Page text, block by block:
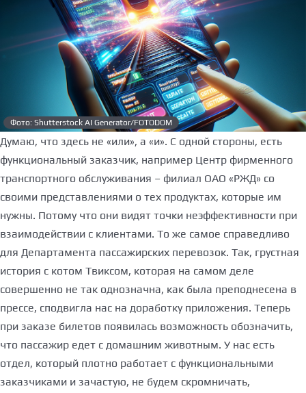
Фото: Shutterstock AI Generator/FOTODOM
Думаю, что здесь не «или», а «и». С одной стороны, есть
функциональный заказчик, например Центр фирменного
транспортного обслуживания – филиал ОАО «РЖД» со
своими представлениями о тех продуктах, которые им
нужны. Потому что они видят точки неэффективности при
взаимодействии с клиентами. То же самое справедливо
для Департамента пассажирских перевозок. Так, грустная
история с котом Твиксом, которая на самом деле
совершенно не так однозначна, как была преподнесена в
прессе, сподвигла нас на доработку приложения. Теперь
при заказе билетов появилась возможность обозначить,
что пассажир едет с домашним животным. У нас есть
отдел, который плотно работает с функциональными
заказчиками и зачастую, не будем скромничать,